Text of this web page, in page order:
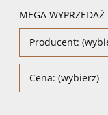
MEGA WYPRZEDAŻ
Producent:
Cena: (wybierz)